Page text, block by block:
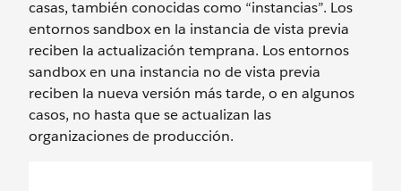
casas, también conocidas como “instancias”. Los
entornos sandbox en la instancia de vista previa
reciben la actualización temprana. Los entornos
sandbox en una instancia no de vista previa
reciben la nueva versión más tarde, o en algunos
casos, no hasta que se actualizan las
organizaciones de producción.